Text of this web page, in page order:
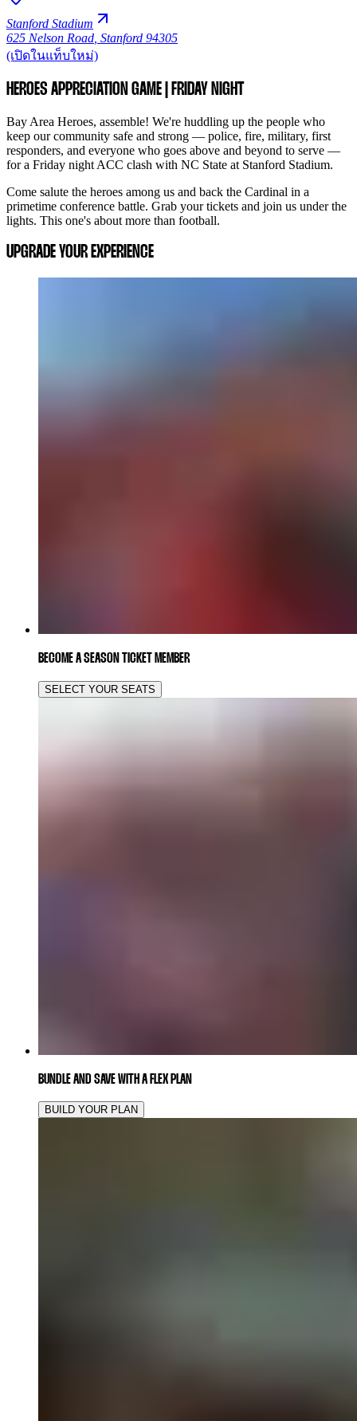
Stanford Stadium
625 Nelson Road Stanford 94305
(เปิดในแท็บใหม่)
HEROES APPRECIATION GAME | FRIDAY NIGHT
Bay Area Heroes, assemble! We're huddling up the people who
keep our community safe and strong — police, fire, military, first
responders, and everyone who goes above and beyond to serve —
for a Friday night ACC clash with NC State at Stanford Stadium.
Come salute the heroes among us and back the Cardinal in a
primetime conference battle. Grab your tickets and join us under the
lights. This one's about more than football.
UPGRADE YOUR EXPERIENCE
BECOME A SEASON TICKET MEMBER
SELECT YOUR SEATS
BUNDLE AND SAVE WITH A FLEX PLAN
BUILD YOUR PLAN